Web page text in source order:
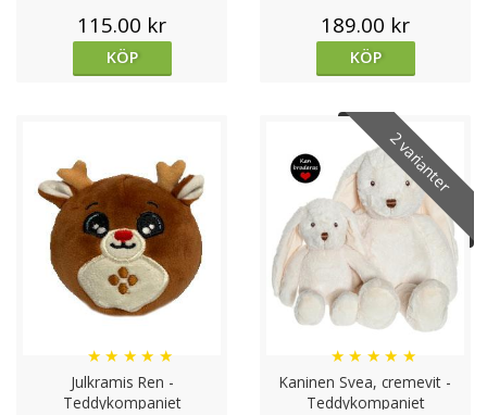
115.00 kr
KÖP
189.00 kr
KÖP
Julkramis Ren -
Teddykompaniet
★ ★ ★ ★ ★
2 varianter
Kaninen Svea, cremevit -
Teddykompaniet
★ ★ ★ ★ ★